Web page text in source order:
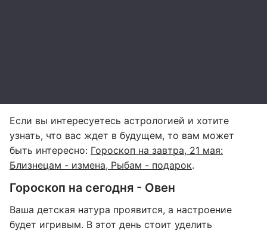
Если вы интересуетесь астрологией и хотите
узнать, что вас ждет в будущем, то вам может
быть интересно: Гороскоп на завтра, 21 мая:
Близнецам - измена, Рыбам - подарок.
Гороскоп на сегодня - Овен
Ваша детская натура проявится, а настроение
будет игривым. В этот день стоит уделить